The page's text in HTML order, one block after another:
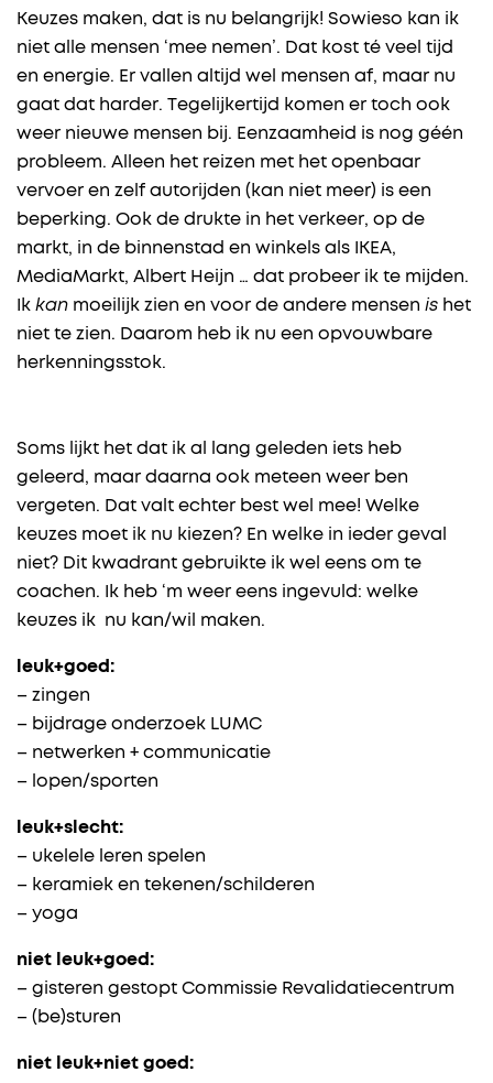
Keuzes maken, dat is nu belangrijk! Sowieso kan ik
niet alle mensen ‘mee nemen’. Dat kost té veel tijd
en energie. Er vallen altijd wel mensen af, maar nu
gaat dat harder. Tegelijkertijd komen er toch ook
weer nieuwe mensen bij. Eenzaamheid is nog géén
probleem. Alleen het reizen met het openbaar
vervoer en zelf autorijden (kan niet meer) is een
beperking. Ook de drukte in het verkeer, op de
markt, in de binnenstad en winkels als IKEA,
MediaMarkt, Albert Heijn … dat probeer ik te mijden.
Ik kan moeilijk zien en voor de andere mensen is het
niet te zien. Daarom heb ik nu een opvouwbare
herkenningsstok.
Soms lijkt het dat ik al lang geleden iets heb
geleerd, maar daarna ook meteen weer ben
vergeten. Dat valt echter best wel mee! Welke
keuzes moet ik nu kiezen? En welke in ieder geval
niet? Dit kwadrant gebruikte ik wel eens om te
coachen. Ik heb ‘m weer eens ingevuld: welke
keuzes ik nu kan/wil maken.
leuk+goed:
– zingen
– bijdrage onderzoek LUMC
– netwerken + communicatie
– lopen/sporten
leuk+slecht:
– ukelele leren spelen
– keramiek en tekenen/schilderen
– yoga
niet leuk+goed:
– gisteren gestopt Commissie Revalidatiecentrum
– (be)sturen
niet leuk+niet goed: